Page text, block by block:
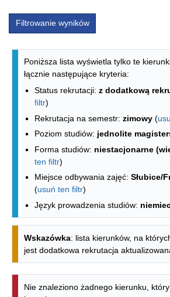
Filtrowanie wyników
Lista kierunków -
Poniższa lista wyświetla tylko te
łącznie następujące kryteria:
Status rekrutacji: z dodatkową
filtr)
Rekrutacja na semestr: zimowy (
Poziom studiów: jednolite
Forma studiów: niestacjonarne
ten filtr)
Miejsce odbywania zajęć: Słubice/
(usuń ten filtr)
Język prowadzenia studiów:
Wskazówka: lista kierunków, na
jest dodatkowa rekrutacja
Nie znaleziono żadnego kierunku,